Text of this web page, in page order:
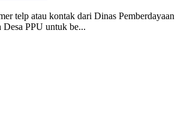
telp atau kontak dari Dinas Pemberdayaan
Desa PPU untuk be...